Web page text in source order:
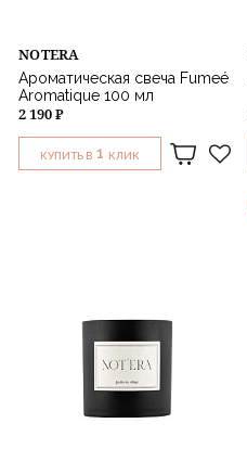
NOTERA
Ароматическая свеча Fumeé
Aromatique 100 мл
2 190 ₽
КУПИТЬ В 1 КЛИК